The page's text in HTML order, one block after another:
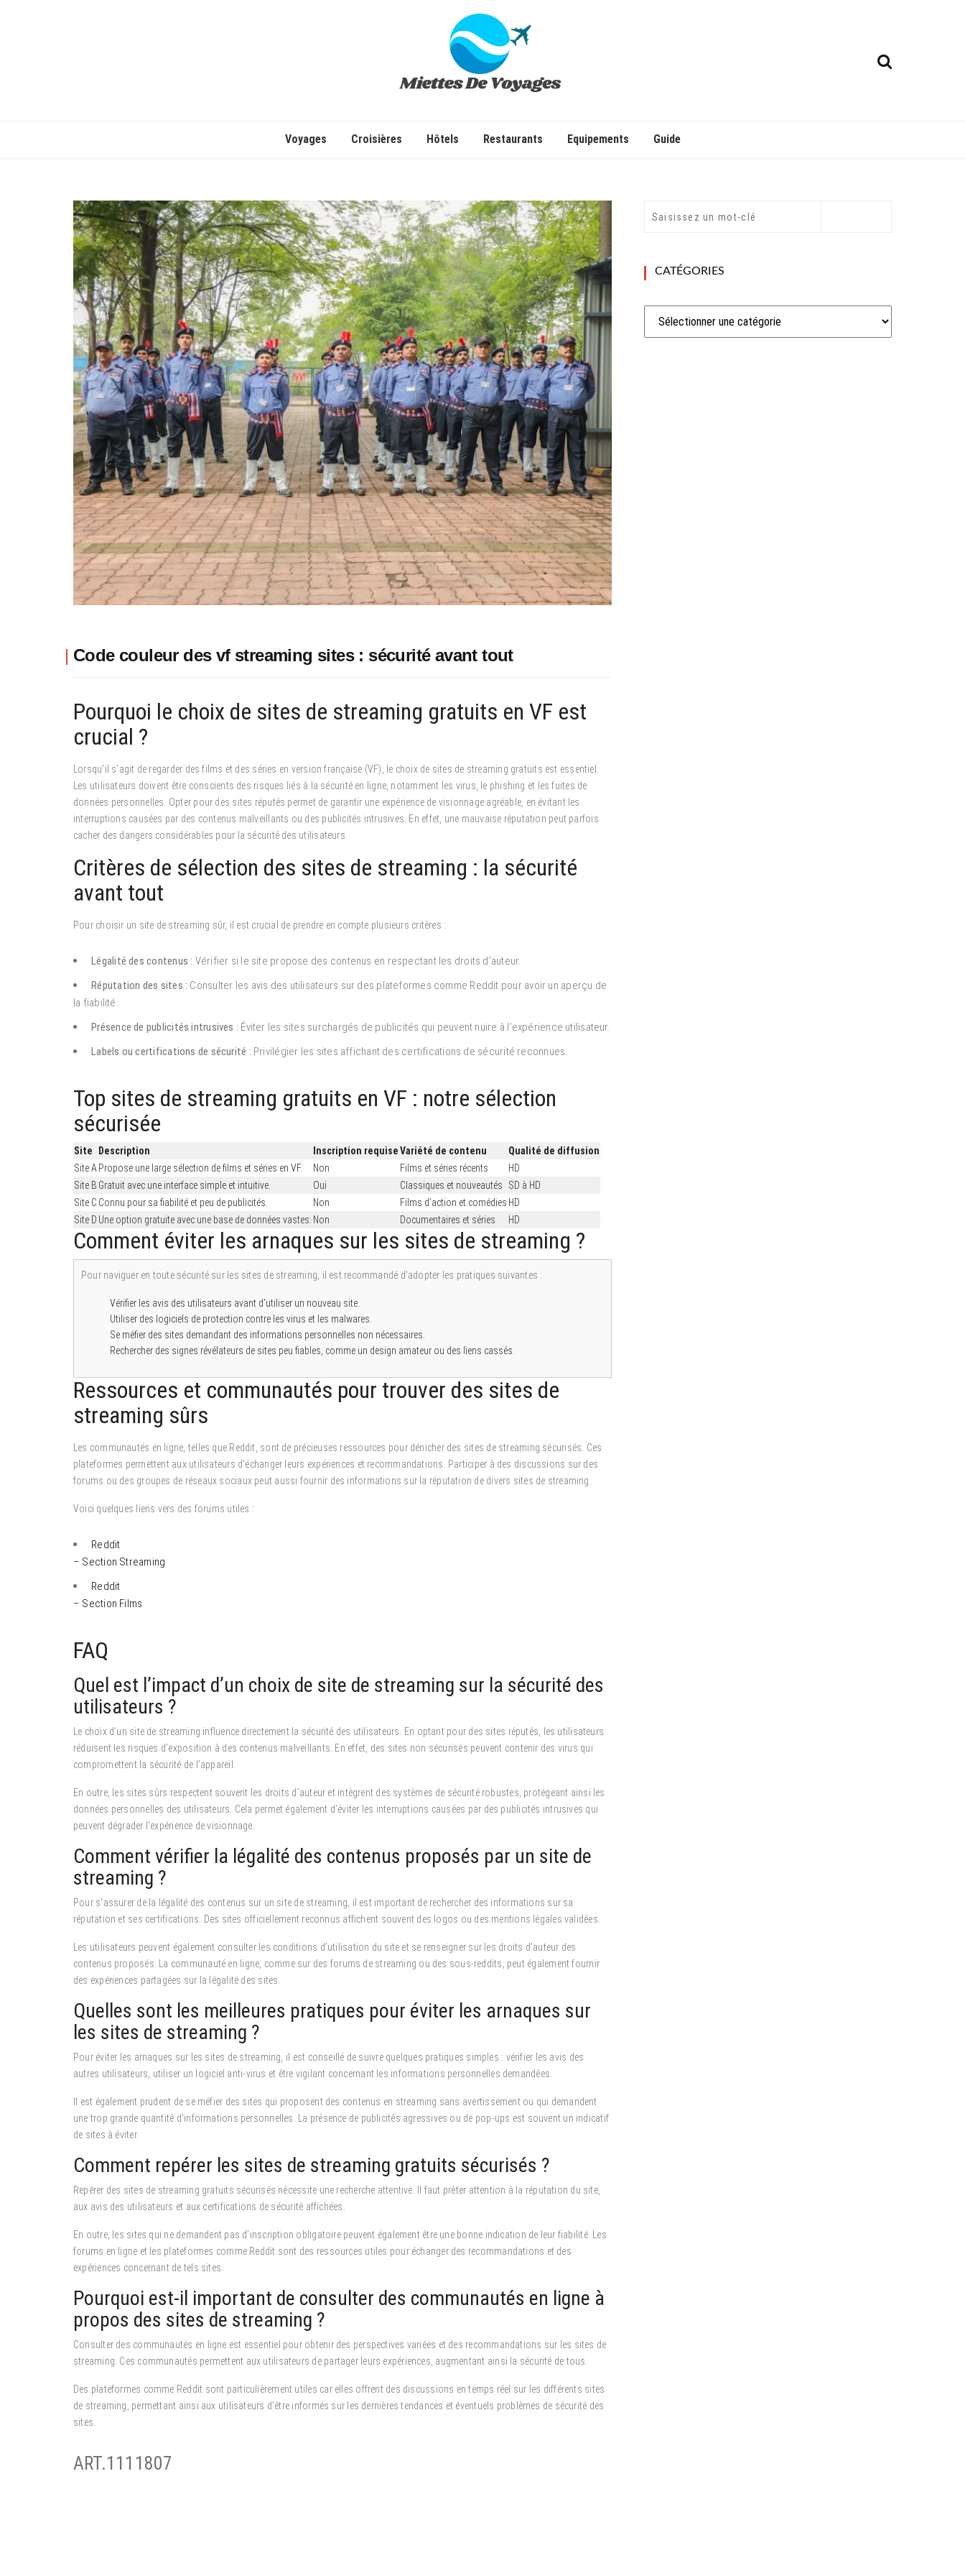
Voyages Croisières Hôtels Restaurants Equipements Guide
Code couleur des vf streaming sites : sécurité avant tout
Pourquoi le choix de sites de streaming gratuits en VF est
crucial ?
Lorsqu’il s’agit de regarder des films et des séries en version française (VF), le choix de sites de streaming gratuits est essentiel.
Les utilisateurs doivent être conscients des risques liés à la sécurité en ligne, notamment les virus, le phishing et les fuites de
données personnelles. Opter pour des sites réputés permet de garantir une expérience de visionnage agréable, en évitant les
interruptions causées par des contenus malveillants ou des publicités intrusives. En effet, une mauvaise réputation peut parfois
cacher des dangers considérables pour la sécurité des utilisateurs.
Critères de sélection des sites de streaming : la sécurité
avant tout
Pour choisir un site de streaming sûr, il est crucial de prendre en compte plusieurs critères :
Légalité des contenus : Vérifier si le site propose des contenus en respectant les droits d’auteur.
Réputation des sites : Consulter les avis des utilisateurs sur des plateformes comme Reddit pour avoir un aperçu de
la fiabilité.
Présence de publicités intrusives : Éviter les sites surchargés de publicités qui peuvent nuire à l’expérience utilisateur.
Labels ou certifications de sécurité : Privilégier les sites affichant des certifications de sécurité reconnues.
Top sites de streaming gratuits en VF : notre sélection
sécurisée
Site Description Inscription requiseVariété de contenu
Qualité de diffusion
Site A Propose une large sélection de films et séries en VF. Non Films et séries récents
HD
Site B Gratuit avec une interface simple et intuitive. Oui Classiques et nouveautés
SD à HD
Site C Connu pour sa fiabilité et peu de publicités. Non Films d’action et comédies HD
Site D Une option gratuite avec une base de données vastes. Non Documentaires et séries HD
Comment éviter les arnaques sur les sites de streaming ?
Pour naviguer en toute sécurité sur les sites de streaming, il est recommandé d’adopter les pratiques suivantes :
Vérifier les avis des utilisateurs avant d’utiliser un nouveau site.
Utiliser des logiciels de protection contre les virus et les malwares.
Se méfier des sites demandant des informations personnelles non nécessaires.
Rechercher des signes révélateurs de sites peu fiables, comme un design amateur ou des liens cassés.
Ressources et communautés pour trouver des sites de
streaming sûrs
Les communautés en ligne, telles que Reddit, sont de précieuses ressources pour dénicher des sites de streaming sécurisés. Ces
plateformes permettent aux utilisateurs d’échanger leurs expériences et recommandations. Participer à des discussions sur des
forums ou des groupes de réseaux sociaux peut aussi fournir des informations sur la réputation de divers sites de streaming.
Voici quelques liens vers des forums utiles :
Reddit
– Section Streaming
Reddit
– Section Films
FAQ
Quel est l’impact d’un choix de site de streaming sur la sécurité des
utilisateurs ?
Le choix d’un site de streaming influence directement la sécurité des utilisateurs. En optant pour des sites réputés, les utilisateurs
réduisent les risques d’exposition à des contenus malveillants. En effet, des sites non sécurisés peuvent contenir des virus qui
compromettent la sécurité de l’appareil.
En outre, les sites sûrs respectent souvent les droits d’auteur et intègrent des systèmes de sécurité robustes, protégeant ainsi les
données personnelles des utilisateurs. Cela permet également d’éviter les interruptions causées par des publicités intrusives qui
peuvent dégrader l’expérience de visionnage.
Comment vérifier la légalité des contenus proposés par un site de
streaming ?
Pour s’assurer de la légalité des contenus sur un site de streaming, il est important de rechercher des informations sur sa
réputation et ses certifications. Des sites officiellement reconnus affichent souvent des logos ou des mentions légales validées.
Les utilisateurs peuvent également consulter les conditions d’utilisation du site et se renseigner sur les droits d’auteur des
contenus proposés. La communauté en ligne, comme sur des forums de streaming ou des sous-reddits, peut également fournir
des expériences partagées sur la légalité des sites.
Quelles sont les meilleures pratiques pour éviter les arnaques sur
les sites de streaming ?
Pour éviter les arnaques sur les sites de streaming, il est conseillé de suivre quelques pratiques simples : vérifier les avis des
autres utilisateurs, utiliser un logiciel anti-virus et être vigilant concernant les informations personnelles demandées.
Il est également prudent de se méfier des sites qui proposent des contenus en streaming sans avertissement ou qui demandent
une trop grande quantité d’informations personnelles. La présence de publicités agressives ou de pop-ups est souvent un indicatif
de sites à éviter.
Comment repérer les sites de streaming gratuits sécurisés ?
Repérer des sites de streaming gratuits sécurisés nécessite une recherche attentive. Il faut prêter attention à la réputation du site,
aux avis des utilisateurs et aux certifications de sécurité affichées.
En outre, les sites qui ne demandent pas d’inscription obligatoire peuvent également être une bonne indication de leur fiabilité. Les
forums en ligne et les plateformes comme Reddit sont des ressources utiles pour échanger des recommandations et des
expériences concernant de tels sites.
Pourquoi est-il important de consulter des communautés en ligne à
propos des sites de streaming ?
Consulter des communautés en ligne est essentiel pour obtenir des perspectives variées et des recommandations sur les sites de
streaming. Ces communautés permettent aux utilisateurs de partager leurs expériences, augmentant ainsi la sécurité de tous.
Des plateformes comme Reddit sont particulièrement utiles car elles offrent des discussions en temps réel sur les différents sites
de streaming, permettant ainsi aux utilisateurs d’être informés sur les dernières tendances et éventuels problèmes de sécurité des
sites.
ART.1111807
CATÉGORIES